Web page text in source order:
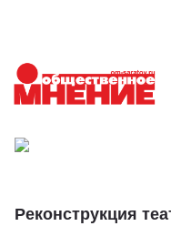
Реконструкция